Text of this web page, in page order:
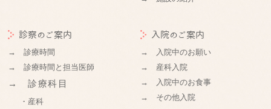
診察のご案内
→ 診療時間
→ 診療時間と担当医師
→ 診療科目
・産科
入院のご案内
→ 入院中のお願い
→ 産科入院
→ 入院中のお食事
→ その他入院